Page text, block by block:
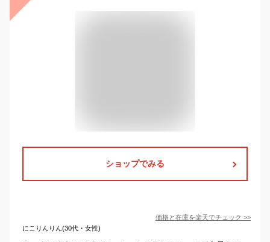
ショップでみる
価格と在庫を楽天でチェック >>
にこりんりん(30代・女性)